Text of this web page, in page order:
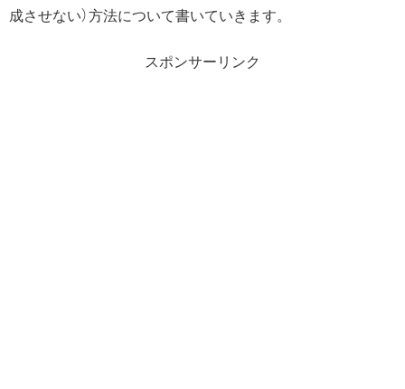
成させない）方法について書いていきます。
スポンサーリンク